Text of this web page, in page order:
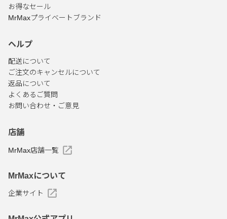
お得なセール
MrMaxプライベートブランド
ヘルプ
配送について
ご注文のキャンセルについて
返品について
よくあるご質問
お問い合わせ・ご意見
店舗
MrMax店舗一覧
MrMaxについて
企業サイト